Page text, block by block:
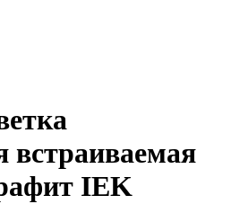
встраиваемая
IEK